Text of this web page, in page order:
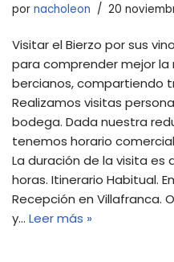
por nacholeon 20
Visitar el Bierzo por sus
para comprender mejor la
bercianos, compartiendo
Realizamos visitas
bodega. Dada nuestra
tenemos horario
La duración de la visita
horas. Itinerario Habitual.
Recepción en Villafranca.
y… Leer más »